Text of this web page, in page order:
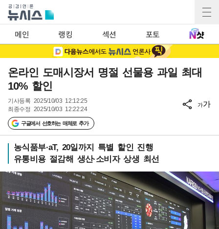
메인 랭킹 섹션 포토
온라인 도매시장서 명절 선물용 과일 최대
10% 할인
기사등록 2025/10/03 12:12:25
최종수정 2025/10/03 12:22:24
구글에서 선호하는 매체로 추가
가가
농식품부·aT, 20일까지 특별 할인 진행
유통비용 절감해 생산·소비자 상생 최선